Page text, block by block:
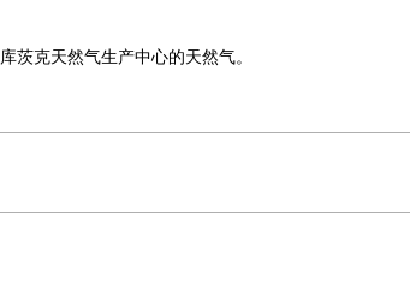
茨克天然气生产中心的天然气。